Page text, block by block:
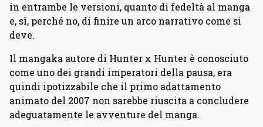
in entrambe le versioni, quanto di fedeltà al manga
e, sì, perché no, di finire un arco narrativo come si
deve.
Il mangaka autore di Hunter x Hunter è conosciuto
come uno dei grandi imperatori della pausa, era
quindi ipotizzabile che il primo adattamento
animato del 2007 non sarebbe riuscita a concludere
adeguatamente le avventure del manga.